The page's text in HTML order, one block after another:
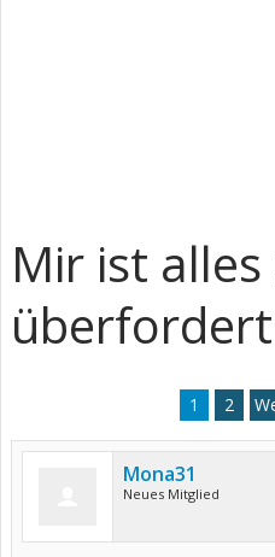
Mir ist
überfordert
1 2
Mona31
Neues Mitglied